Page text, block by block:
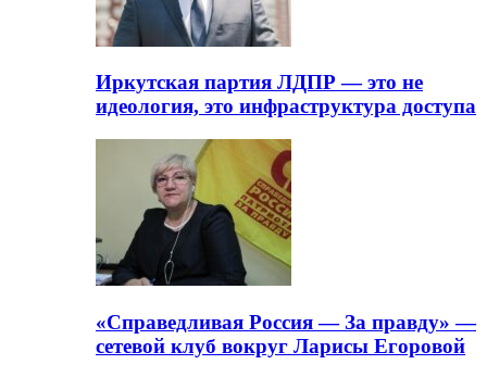
Иркутская партия ЛДПР — это не
идеология, это инфраструктура доступа
«Справедливая Россия — За правду» —
сетевой клуб вокруг Ларисы Егоровой